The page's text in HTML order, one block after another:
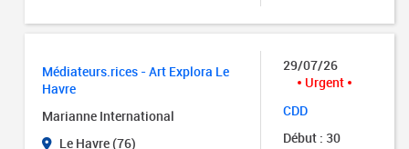
Médiateurs.rices - Art Explora Le
Havre
Marianne International
Le Havre (76)
29/07/26
Urgent
CDD
Début : 30